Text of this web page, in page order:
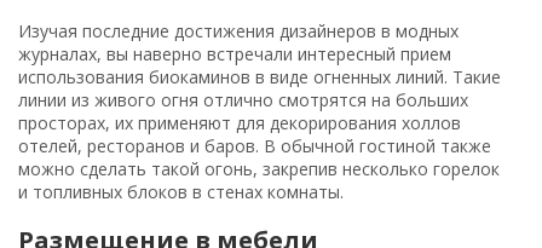
Изучая последние достижения дизайнеров в модных
журналах, вы наверно встречали интересный прием
использования биокаминов в виде огненных линий. Такие
линии из живого огня отлично смотрятся на больших
просторах, их применяют для декорирования холлов
отелей, ресторанов и баров. В обычной гостиной также
можно сделать такой огонь, закрепив несколько горелок
и топливных блоков в стенах комнаты.
Размещение в мебели